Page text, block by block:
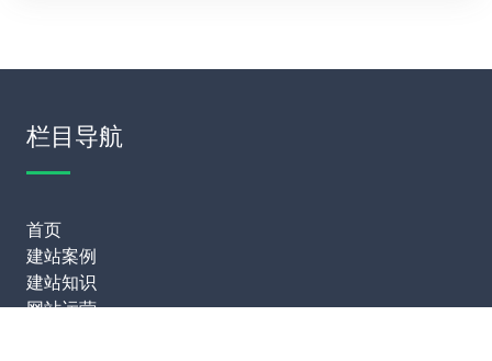
栏目导航
首页
建站案例
建站知识
网站运营